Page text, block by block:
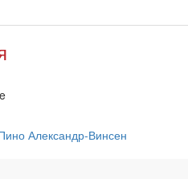
Александр-Винсен